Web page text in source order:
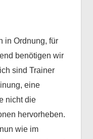
in Ordnung, für
benötigen wir
sind Trainer
eine
nicht die
hervorheben.
wie im